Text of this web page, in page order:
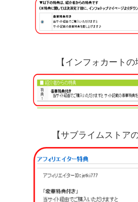
【インフォカートの
【サブライムストア